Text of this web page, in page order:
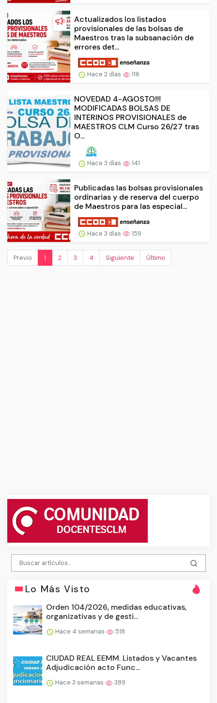
Actualizados los listados
provisionales de las bolsas de
Maestros tras la subsanación de
errores det...
Hace 2 días 116
NOVEDAD 4-AGOSTO!!!
MODIFICADAS BOLSAS DE
INTERINOS PROVISIONALES de
MAESTROS CLM Curso 26/27 tras
O...
Hace 3 días 141
Publicadas las bolsas provisionales
ordinarias y de reserva del cuerpo
de Maestros para las especial...
Hace 3 días 159
Previo 1 2 3 4 Siguiente Último
Lo Más Visto
Orden 104/2026, medidas educativas,
organizativas y de gesti...
Hace 4 semanas 518
CIUDAD REAL EEMM. Listados y Vacantes
Adjudicación acto Func...
Hace 3 semanas 389